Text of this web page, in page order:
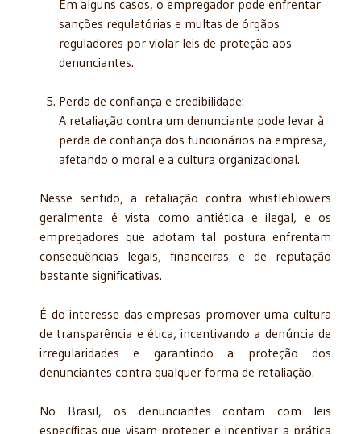
Em alguns casos, o empregador pode enfrentar
sanções regulatórias e multas de órgãos
reguladores por violar leis de proteção aos
denunciantes.
Perda de confiança e credibilidade:
A retaliação contra um denunciante pode levar à
perda de confiança dos funcionários na empresa,
afetando o moral e a cultura organizacional.
Nesse sentido, a retaliação contra whistleblowers
geralmente é vista como antiética e ilegal, e os
empregadores que adotam tal postura enfrentam
consequências legais, financeiras e de reputação
bastante significativas.
É do interesse das empresas promover uma cultura
de transparência e ética, incentivando a denúncia de
irregularidades e garantindo a proteção dos
denunciantes contra qualquer forma de retaliação.
No Brasil, os denunciantes contam com leis
específicas que visam proteger e incentivar a prática